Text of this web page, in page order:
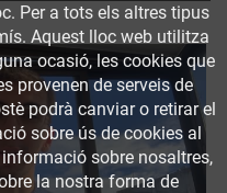
Per a tots els altres tipus
Aquest lloc web utilitza
ocasió, les cookies que
provenen de serveis de
podrà canviar o retirar el
sobre ús de cookies al
sobre nosaltres,
la nostra forma de